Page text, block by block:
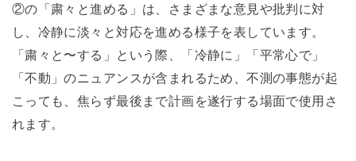
②の「粛々と進める」は、さまざまな意見や批判に対
し、冷静に淡々と対応を進める様子を表しています。
「粛々と〜する」という際、「冷静に」「平常心で」
「不動」のニュアンスが含まれるため、不測の事態が起
こっても、焦らず最後まで計画を遂行する場面で使用さ
れます。